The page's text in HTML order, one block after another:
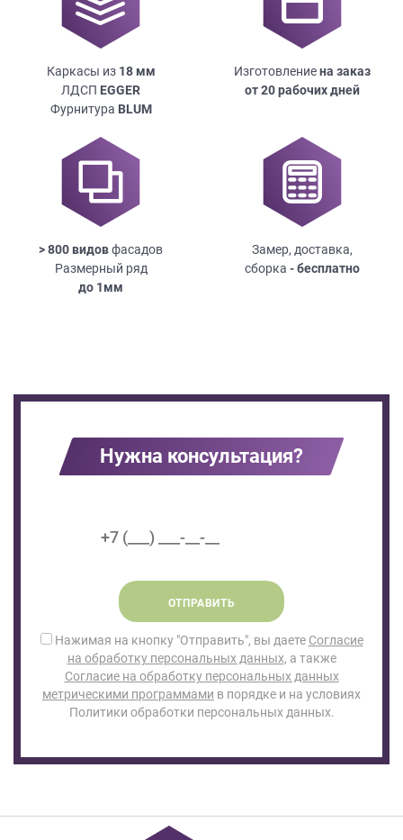
Каркасы из 18мм
ЛДСП EGGER
Фурнитура BLUM
Изготовлениена заказ
от 20 рабочих дней
> 800 видовфасадов
Размерный ряд
до 1мм
Замер, доставка,
сборка - бесплатно
Нужна консультация?
ОТПРАВИТЬ
Нажимая на кнопку "Отправить", вы даете Согласие
на обработку персональных данных, а также
Согласие на обработку персональных данных
метрическими программами в порядке и на условиях
Политики обработки персональных данных.